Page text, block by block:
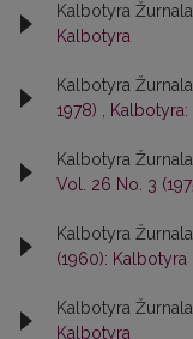
Kalbotyra
Kalbotyra
Kalbotyra
1978)
Kalbotyra:
Kalbotyra
Vol. 26 No. 3
Kalbotyra
(1960): Kalbotyra
Kalbotyra
Kalbotyra